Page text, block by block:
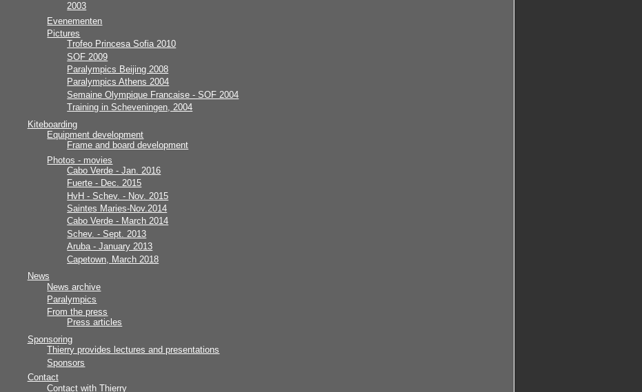
2003
Evenementen
Pictures
Trofeo Princesa Sofia 2010
SOF 2009
Paralympics Beijing 2008
Paralympics Athens 2004
Semaine Olympique Francaise - SOF 2004
Training in Scheveningen, 2004
Kiteboarding
Equipment development
Frame and board development
Photos - movies
Cabo Verde - Jan. 2016
Fuerte - Dec. 2015
HvH - Schev. - Nov. 2015
Saintes Maries-Nov.2014
Cabo Verde - March 2014
Schev. - Sept. 2013
Aruba - January 2013
Capetown, March 2018
News
News archive
Paralympics
From the press
Press articles
Sponsoring
Thierry provides lectures and presentations
Sponsors
Contact
Contact with Thierry